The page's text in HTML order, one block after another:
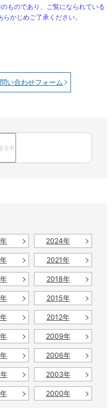
ものであり、ご覧になられている
かじめご了承ください。
い合わせフォーム
2024年
2021年
2018年
2015年
2012年
2009年
2006年
2003年
2000年